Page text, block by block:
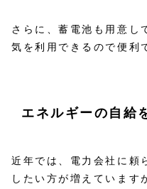
さらに、蓄電池も用意し
気を利用できるので便利
エネルギーの自給
近年では、電力会社に頼
したい方が増えています